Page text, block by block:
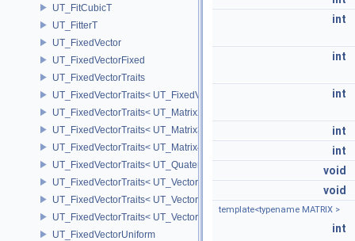
UT_FitCubicT
UT_FitterT
UT_FixedVector
UT_FixedVectorFixed
UT_FixedVectorTraits
UT_FixedVectorTraits< UT_FixedVector< T, D > >
UT_FixedVectorTraits< UT_Matrix2T< T > >
UT_FixedVectorTraits< UT_Matrix3T< T > >
UT_FixedVectorTraits< UT_Matrix4T< T > >
UT_FixedVectorTraits< UT_QuaternionT< T > >
UT_FixedVectorTraits< UT_Vector2T< T > >
UT_FixedVectorTraits< UT_Vector3T< T > >
UT_FixedVectorTraits< UT_Vector4T< T > >
UT_FixedVectorUniform
int
int
int
int
int
void
void
template<typename MATRIX >
int